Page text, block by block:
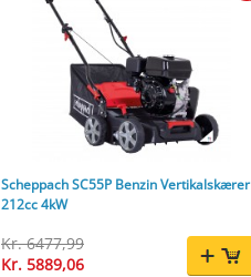
Scheppach SC55P Benzin Vertikalskærer
212cc 4kW
Kr. 6477,99
Kr. 5889,06